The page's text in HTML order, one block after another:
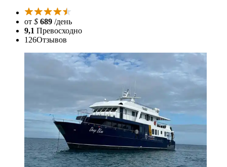
от $ 689 /день
9,1 Превосходно
126Отзывов